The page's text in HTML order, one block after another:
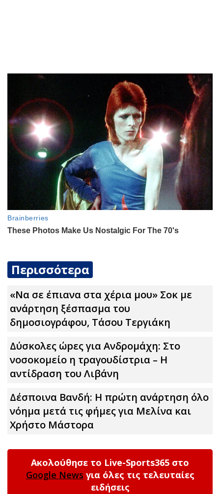
Περισσότερα
«Να σε έπιανα στα χέρια μου» Σoκ με
ανάρτηση ξέσπασμα του
δημοσιογράφου, Τάσου Τεργιάκη
Δύσκολες ώpες για Ανδρομάχη: Στο
νοσοκομείο η τραγουδίστρια – Η
αντίδραση του Λιβάνη
Δέσποινα Βανδή: Η πρώτη ανάρτηση όλο
νόημα μετά τις φήμες για Μελίνα και
Χρήστο Μάστορα
Ακολούθησε το Live-Sports365 στο
Google News για όλες τις τελευταίες
ειδήσεις